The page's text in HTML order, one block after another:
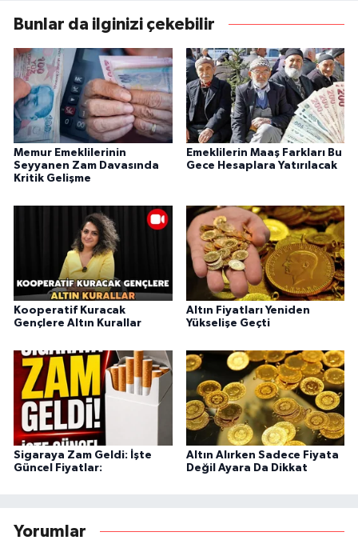
Bunlar da ilginizi çekebilir
Memur Emeklilerinin
Seyyanen Zam Davasında
Kritik Gelişme
Emeklilerin Maaş Farkları Bu
Gece Hesaplara Yatırılacak
Kooperatif Kuracak
Gençlere Altın Kurallar
Altın Fiyatları Yeniden
Yükselişe Geçti
Sigaraya Zam Geldi: İşte
Güncel Fiyatlar:
Altın Alırken Sadece Fiyata
Değil Ayara Da Dikkat
Yorumlar